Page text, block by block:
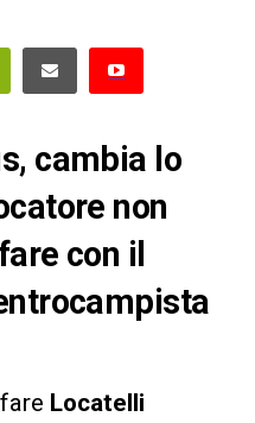
cambia lo
non
con il
Locatelli